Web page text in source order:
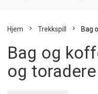
innhold
Hjem Trekkspill Bag
Bag og
og toradere